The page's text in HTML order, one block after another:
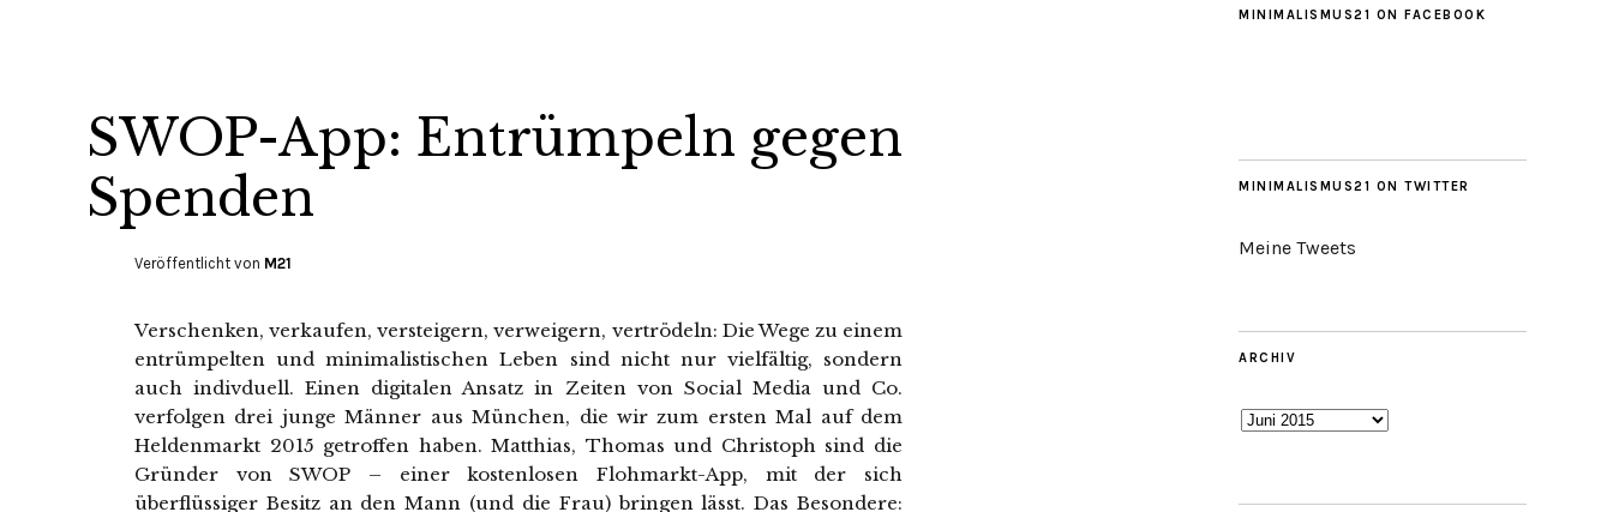
SWOP-App: Entrümpeln gegen
Spenden
Veröffentlicht von M21
Verschenken, verkaufen, versteigern, verweigern, vertrödeln: Die Wege zu einem
entrümpelten und minimalistischen Leben sind nicht nur vielfältig, sondern
auch indivduell. Einen digitalen Ansatz in Zeiten von Social Media und Co.
verfolgen drei junge Männer aus München, die wir zum ersten Mal auf dem
Heldenmarkt 2015 getroffen haben. Matthias, Thomas und Christoph sind die
Gründer von SWOP – einer kostenlosen Flohmarkt-App, mit der sich
überflüssiger Besitz an den Mann (und die Frau) bringen lässt. Das Besondere:
MINIMALISMUS21 ON FACEBOOK
MINIMALISMUS21 ON TWITTER
Meine Tweets
ARCHIV
Archiv